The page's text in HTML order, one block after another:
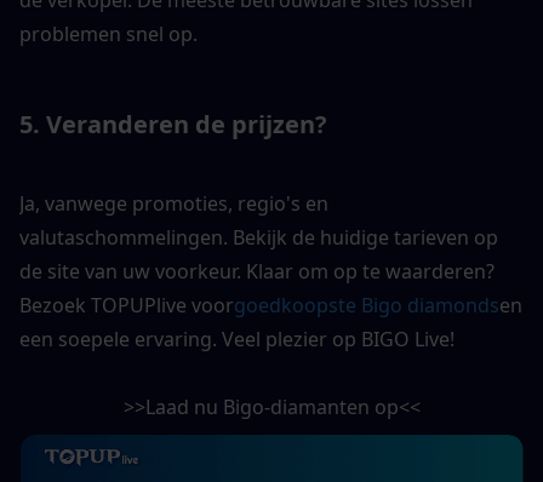
problemen snel op.
5. Veranderen de prijzen?
Ja, vanwege promoties, regio's en
valutaschommelingen. Bekijk de huidige tarieven op
de site van uw voorkeur. Klaar om op te waarderen?
Bezoek TOPUPlive voorgoedkoopste Bigo diamondsen
een soepele ervaring. Veel plezier op BIGO Live!
>>Laad nu Bigo-diamanten op<<